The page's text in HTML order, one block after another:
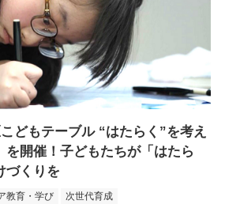
どもテーブル “はたらく”を考え
を開催！子どもたちが「はたら
づくりを
教育・学び 次世代育成